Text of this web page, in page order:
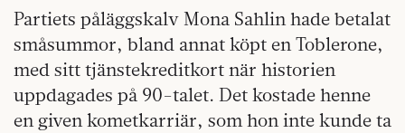
Partiets påläggskalv Mona Sahlin hade betalat
småsummor, bland annat köpt en Toblerone,
med sitt tjänstekreditkort när historien
uppdagades på 90-talet. Det kostade henne
en given kometkarriär, som hon inte kunde ta